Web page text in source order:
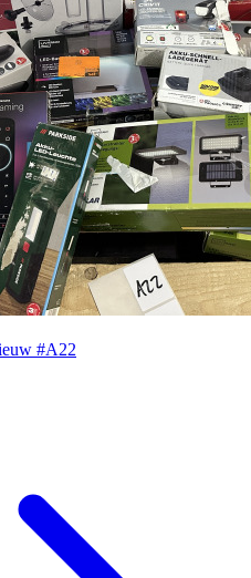
#A22